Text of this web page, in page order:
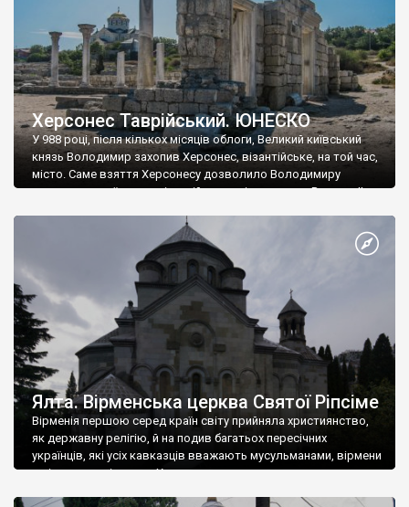
Херсонес Таврійський. ЮНЕСКО
У 988 році, після кількох місяців облоги, Великий київський
князь Володимир захопив Херсонес, візантійське, на той час,
місто. Саме взяття Херсонесу дозволило Володимиру
диктувати свої умови візантійському імператору Василю ІІ, та
Херсонесі Володимир-язичник, став Василем-християнином.
А потім було Хрещення Русі. На честь Херсонесу Таврійського
Ялта. Вірменська церква Святої Ріпсіме
Вірменія першою серед країн світу прийняла християнство,
як державну релігію, й на подив багатьох пересічних
українців, які усіх кавказців вважають мусульманами, вірмени
є відданими вірянами Христа